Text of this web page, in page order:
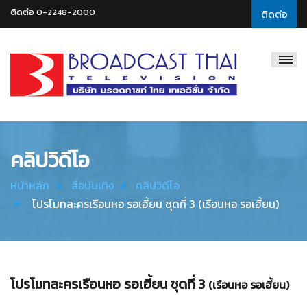
ติดต่อ
ติดต่อ 0-2248-2000
Thai
คลิปวิดีโอ
หน้าหลัก สื่อบันเทิง
คลิปวิดีโอ
โปรโมทละครเรือนหอ รอเฮี้ยน ชุดที่ 3 (เรือนหอ รอเฮี้ยน)
โปรโมทละครเรือนหอ รอเฮี้ยน ชุดที่ 3 (เรือนหอ รอเฮี้ยน)